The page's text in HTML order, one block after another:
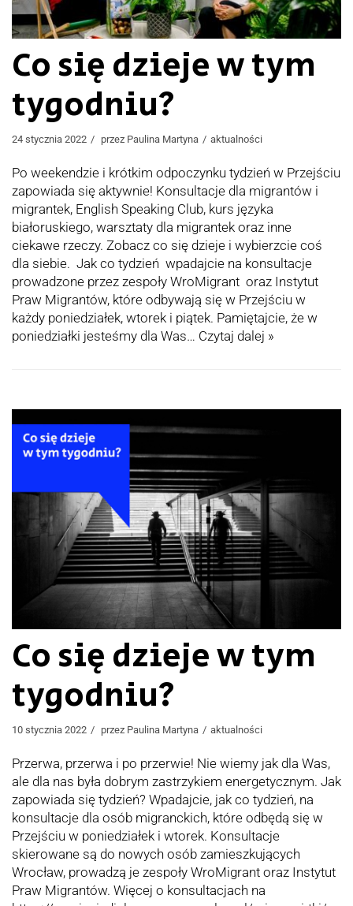
Co się dzieje w tym
tygodniu?
24 stycznia 2022 przez Paulina Martyna aktualności
Po weekendzie i krótkim odpoczynku tydzień w Przejściu
zapowiada się aktywnie! Konsultacje dla migrantów i
migrantek, English Speaking Club, kurs języka
białoruskiego, warsztaty dla migrantek oraz inne
ciekawe rzeczy. Zobacz co się dzieje i wybierzcie coś
dla siebie. Jak co tydzień wpadajcie na konsultacje
prowadzone przez zespoły WroMigrant oraz Instytut
Praw Migrantów, które odbywają się w Przejściu w
każdy poniedziałek, wtorek i piątek. Pamiętajcie, że w
poniedziałki jesteśmy dla Was… Czytaj dalej »
Co się dzieje w tym
tygodniu?
10 stycznia 2022 przez Paulina Martyna aktualności
Przerwa, przerwa i po przerwie! Nie wiemy jak dla Was,
ale dla nas była dobrym zastrzykiem energetycznym. Jak
zapowiada się tydzień? Wpadajcie, jak co tydzień, na
konsultacje dla osób migranckich, które odbędą się w
Przejściu w poniedziałek i wtorek. Konsultacje
skierowane są do nowych osób zamieszkujących
Wrocław, prowadzą je zespoły WroMigrant oraz Instytut
Praw Migrantów. Więcej o konsultacjach na